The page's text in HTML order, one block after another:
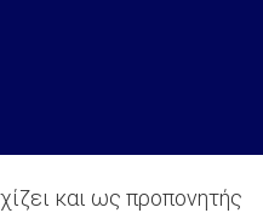
και ως προπονητής